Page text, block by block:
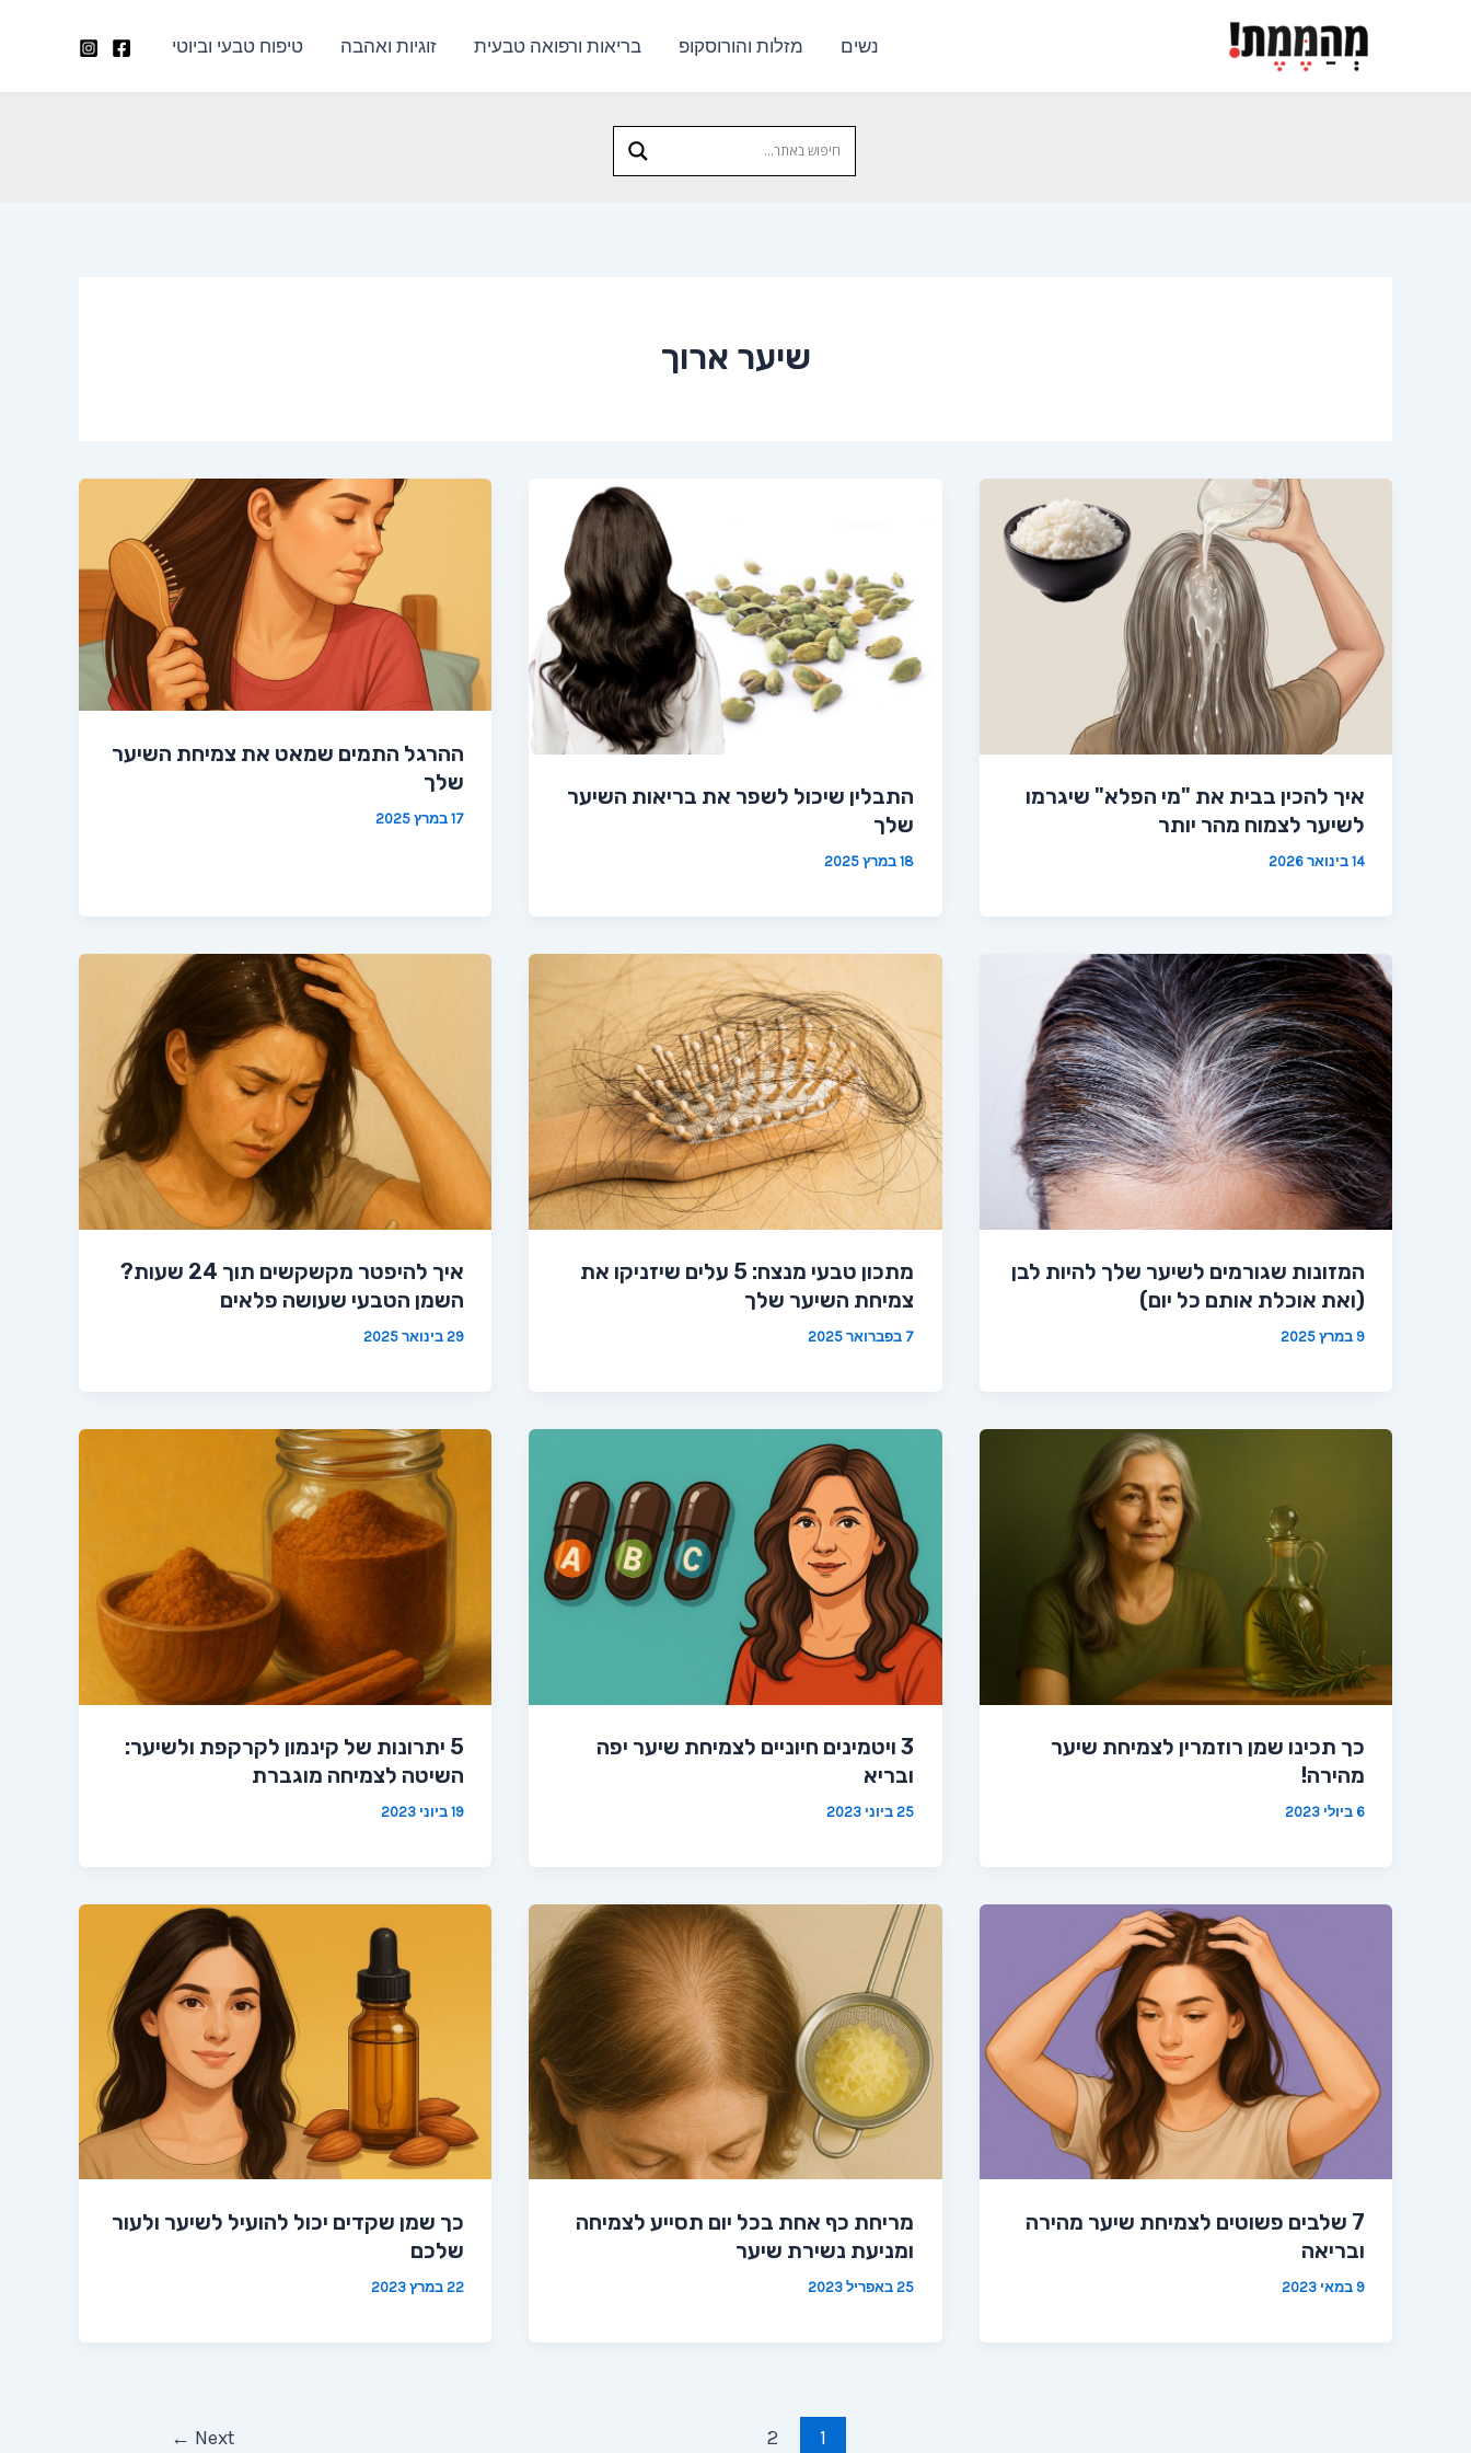
נשים מזלות והורוסקופ בריאות ורפואה טבעית זוגיות ואהבה טיפוח טבעי וביוטי
שיער ארוך
איך להכין בבית את "מי הפלא" שיגרמו
לשיער לצמוח מהר יותר
14 בינואר 2026
התבלין שיכול לשפר את בריאות השיער
שלך
18 במרץ 2025
ההרגל התמים שמאט את צמיחת השיער
שלך
17 במרץ 2025
המזונות שגורמים לשיער שלך להיות לבן
(ואת אוכלת אותם כל יום)
9 במרץ 2025
מתכון טבעי מנצח: 5 עלים שיזניקו את
צמיחת השיער שלך
7 בפברואר 2025
איך להיפטר מקשקשים תוך 24 שעות?
השמן הטבעי שעושה פלאים
29 בינואר 2025
כך תכינו שמן רוזמרין לצמיחת שיער
מהירה!
6 ביולי 2023
3 ויטמינים חיוניים לצמיחת שיער יפה
ובריא
25 ביוני 2023
5 יתרונות של קינמון לקרקפת ולשיער:
השיטה לצמיחה מוגברת
19 ביוני 2023
7 שלבים פשוטים לצמיחת שיער מהירה
ובריאה
9 במאי 2023
מריחת כף אחת בכל יום תסייע לצמיחה
ומניעת נשירת שיער
25 באפריל 2023
כך שמן שקדים יכול להועיל לשיער ולעור
שלכם
22 במרץ 2023
1
2
Next
←